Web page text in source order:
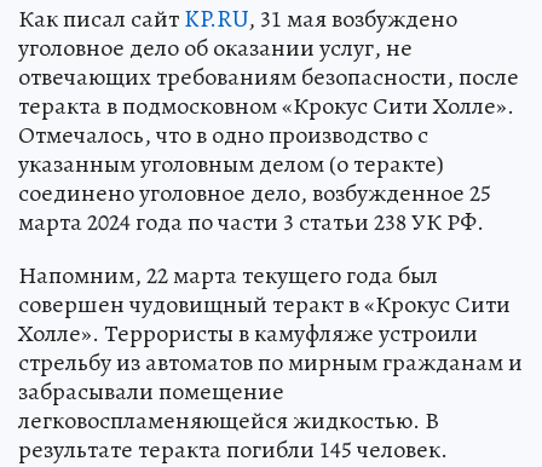
Как писал сайтKP.RU, 31 мая возбуждено
уголовное дело об оказании услуг, не
отвечающих требованиям безопасности, после
теракта в подмосковном «Крокус Сити Холле».
Отмечалось, что в одно производство с
указанным уголовным делом (о теракте)
соединено уголовное дело, возбужденное 25
марта 2024 года по части 3 статьи 238 УК РФ.
Напомним, 22 марта текущего года был
совершен чудовищный теракт в «Крокус Сити
Холле». Террористы в камуфляже устроили
стрельбу из автоматов по мирным гражданам и
забрасывали помещение
легковоспламеняющейся жидкостью. В
результате теракта погибли 145 человек.